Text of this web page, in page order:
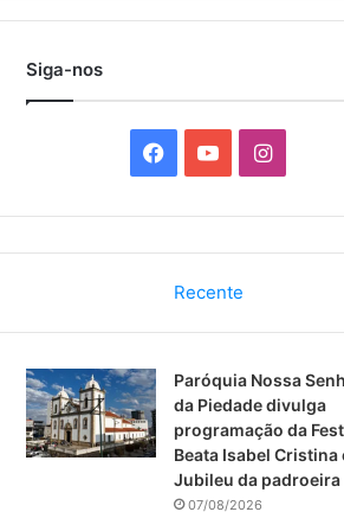
Siga-nos
c
e
b
o
o
k
u
T
u
b
e
I
s
a
g
r
a
Recente
Paróquia Nossa
da Piedade divulga
programação da
Beata Isabel Cristina
Jubileu da padroeira
07/08/2026